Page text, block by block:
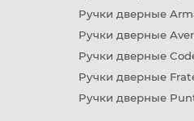
Ручки дверные
Ручки дверные
Ручки дверные
Ручки дверные
Ручки дверные